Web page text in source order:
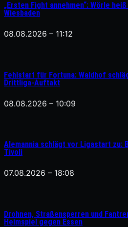
„Ersten Fight annehmen“: Wörle
Wiesbaden
08.08.2026 – 11:12
Fehlstart für Fortuna: Waldhof
Drittliga-Auftakt
08.08.2026 – 10:09
Alemannia schlägt vor Ligastart zu:
Tivoli
07.08.2026 – 18:08
Drohnen, Straßensperren und
Heimspiel gegen Essen